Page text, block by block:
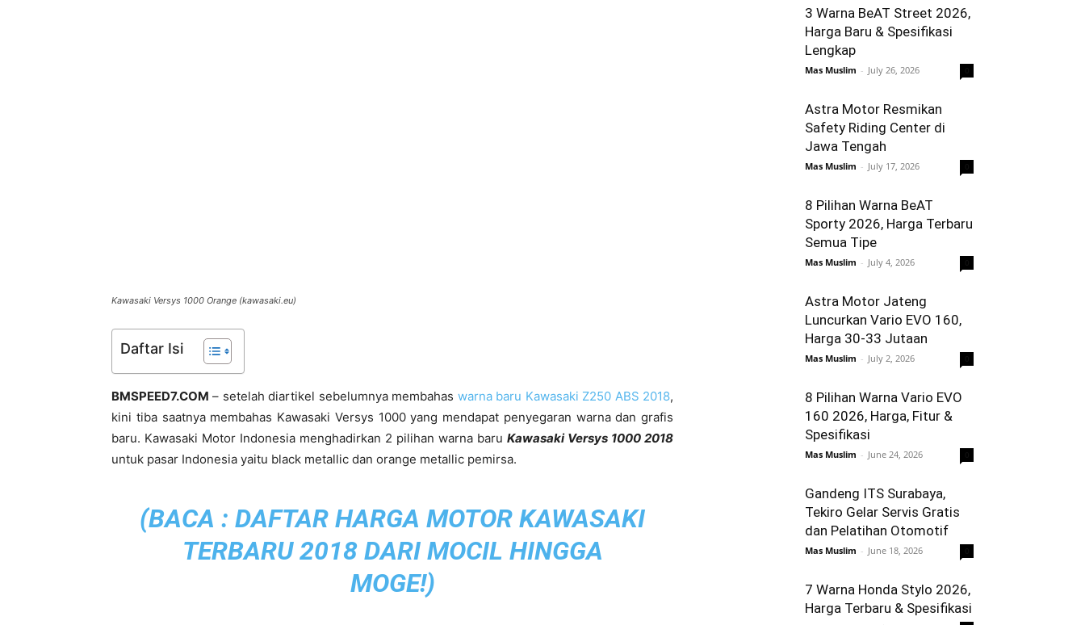
Kawasaki Versys 1000 Orange (kawasaki.eu)
Daftar Isi
BMSPEED7.COM – setelah diartikel sebelumnya membahas warna baru Kawasaki Z250 ABS 2018,
kini tiba saatnya membahas Kawasaki Versys 1000 yang mendapat penyegaran warna dan grafis
baru. Kawasaki Motor Indonesia menghadirkan 2 pilihan warna baru Kawasaki Versys 1000 2018
untuk pasar Indonesia yaitu black metallic dan orange metallic pemirsa.
(BACA : DAFTAR HARGA MOTOR KAWASAKI
TERBARU 2018 DARI MOCIL HINGGA
MOGE!)
3 Warna BeAT Street 2026,
Harga Baru & Spesifikasi
Lengkap
Mas Muslim - July 26, 2026
Astra Motor Resmikan
Safety Riding Center di
Jawa Tengah
Mas Muslim - July 17, 2026
8 Pilihan Warna BeAT
Sporty 2026, Harga Terbaru
Semua Tipe
Mas Muslim - July 4, 2026
Astra Motor Jateng
Luncurkan Vario EVO 160,
Harga 30-33 Jutaan
Mas Muslim - July 2, 2026
8 Pilihan Warna Vario EVO
160 2026, Harga, Fitur &
Spesifikasi
Mas Muslim - June 24, 2026
Gandeng ITS Surabaya,
Tekiro Gelar Servis Gratis
dan Pelatihan Otomotif
Mas Muslim - June 18, 2026
7 Warna Honda Stylo 2026,
Harga Terbaru & Spesifikasi